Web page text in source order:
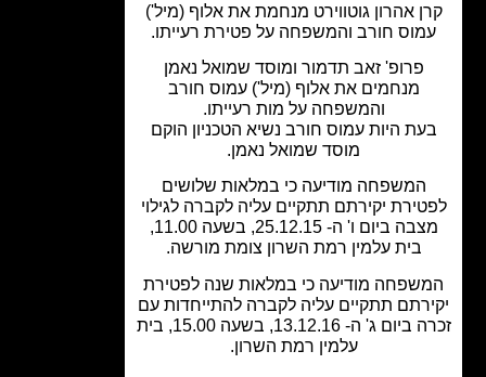
אהרון גוטווירט מנחמת את אלוף (מיל')
חורב והמשפחה על פטירת רעייתו.
פרופ' זאב תדמור ומוסד שמואל נאמן
מנחמים את אלוף (מיל') עמוס חורב
והמשפחה על מות רעייתו.
היות עמוס חורב נשיא הטכניון הוקם
מוסד שמואל נאמן.
המשפחה מודיעה כי במלאות שלושים
יקירתם תתקיים עליה לקברה לגילוי
מצבה ביום ו' ה- 25.12.15, בשעה 11.00,
בית עלמין רמת השרון צומת מורשה.
מודיעה כי במלאות שנה לפטירת
תתקיים עליה לקברה להתייחדות עם
זכרה ביום ג' ה- 13.12.16, בשעה 15.00, בית
עלמין רמת השרון.